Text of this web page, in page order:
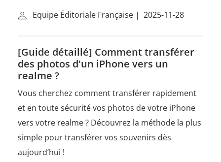
Equipe Éditoriale Française | 2025-11-28
[Guide détaillé] Comment transférer
des photos d'un iPhone vers un
realme ?
Vous cherchez comment transférer rapidement
et en toute sécurité vos photos de votre iPhone
vers votre realme ? Découvrez la méthode la plus
simple pour transférer vos souvenirs dès
aujourd’hui !